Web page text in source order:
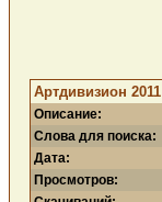
Артдивизион 2011
Описание:
Слова для поиска:
Дата:
Просмотров: